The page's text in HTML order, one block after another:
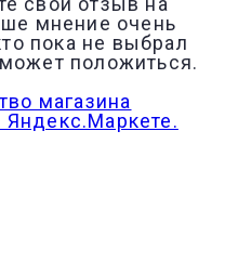
мнение очень
пока не выбрал
положиться.